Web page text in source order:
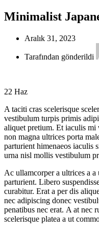
Minimalist
Aralık 31, 2023
Tarafından gönderildi
22 Haz
A taciti cras scelerisque
vestibulum turpis primis
aliquet pretium. Et iaculis
non magna ultrices porta
parturient himenaeos iaculis
urna nisl mollis vestibulum
Ac ullamcorper a ultrices a
parturient. Libero
curabitur. Erat a per dis
nec adipiscing donec
penatibus nec erat. A at nec
scelerisque platea a ut